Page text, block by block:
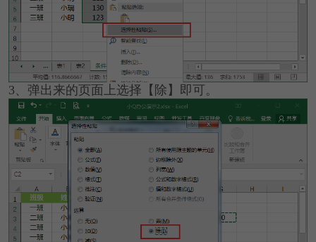
3、弹出来的页面上选择【除】即可。